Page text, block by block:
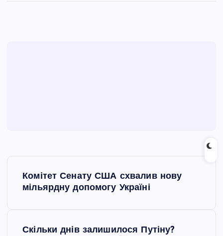
Комітет Сенату США схвалив нову
мільярдну допомогу Україні
Скільки днів залишилося Путіну?